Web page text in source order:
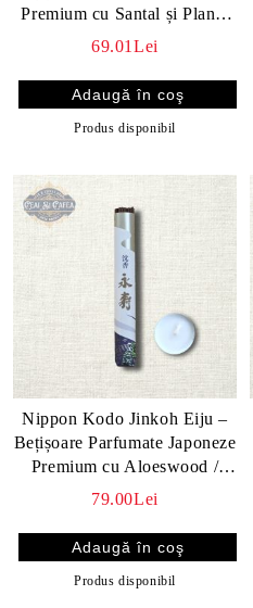
Premium cu Santal și Plante
Aromatice, 30 buc.
69.01Lei
Produs disponibil
Nippon Kodo Jinkoh Eiju –
Bețișoare Parfumate Japoneze
Premium cu Aloeswood /
Agarwood, 50 buc.
79.00Lei
Produs disponibil